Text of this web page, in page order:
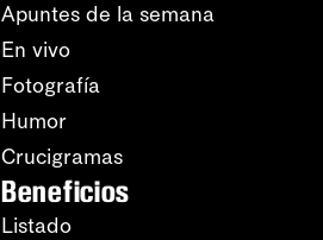
Apuntes de la semana
En vivo
Fotografía
Humor
Crucigramas
Beneficios
Listado